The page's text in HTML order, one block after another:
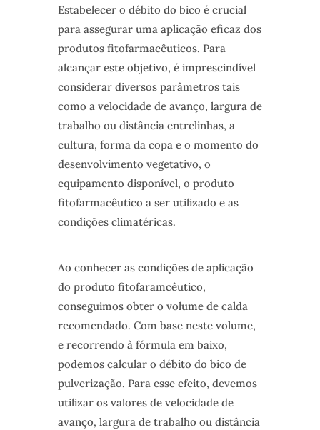
Estabelecer o débito do bico é crucial
para assegurar uma aplicação eficaz dos
produtos fitofarmacêuticos. Para
alcançar este objetivo, é imprescindível
considerar diversos parâmetros tais
como a velocidade de avanço, largura de
trabalho ou distância entrelinhas, a
cultura, forma da copa e o momento do
desenvolvimento vegetativo, o
equipamento disponível, o produto
fitofarmacêutico a ser utilizado e as
condições climatéricas.
Ao conhecer as condições de aplicação
do produto fitofaramcêutico,
conseguimos obter o volume de calda
recomendado. Com base neste volume,
e recorrendo à fórmula em baixo,
podemos calcular o débito do bico de
pulverização. Para esse efeito, devemos
utilizar os valores de velocidade de
avanço, largura de trabalho ou distância